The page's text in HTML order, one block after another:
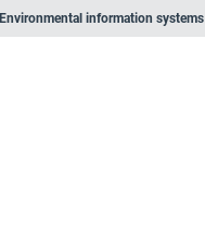
Environmental information systems